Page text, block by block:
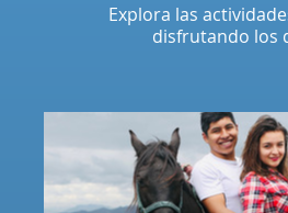
Explora las
disfrutando los